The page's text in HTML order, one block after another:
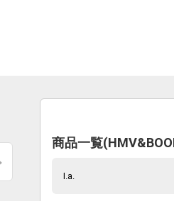
商品一覧
I.a.